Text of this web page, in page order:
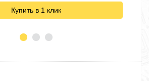
Купить в 1 клик